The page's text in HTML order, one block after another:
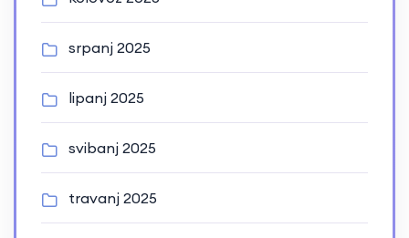
srpanj 2025
lipanj 2025
svibanj 2025
travanj 2025